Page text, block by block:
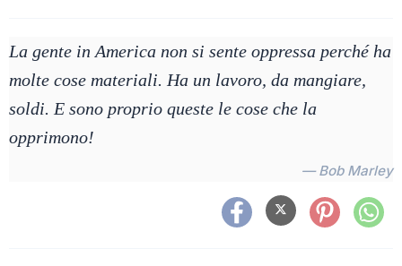
La gente in America non si sente oppressa perché ha
molte cose materiali. Ha un lavoro, da mangiare,
soldi. E sono proprio queste le cose che la
opprimono!
— Bob Marley